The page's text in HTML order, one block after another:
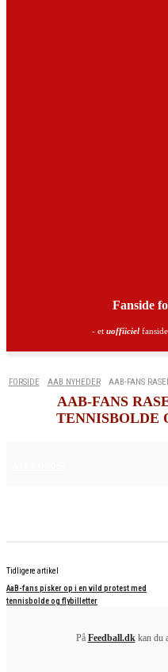
Fanside
- et uoffiiciel
FORSIDE AAB NYHEDER AAB-FANS
AAB-FANS
TENNISBOLDE
Tidligere artikel
AaB-fans pisker op i en vild protest med
tennisbolde og flybilletter
På Feedball.dkkan du